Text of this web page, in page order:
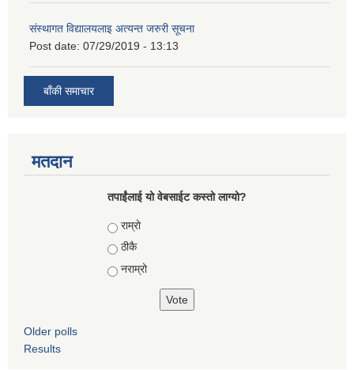
संस्थागत विद्यालयलाइ अत्यन्त जरुरी सूचना
Post date: 07/29/2019 - 13:13
बाँकी समाचार
मतदान
तपाईंलाई यो वेबसाईट कस्तो लाग्यो?
Choices
राम्रो
ठीकै
नराम्रो
Older polls
Results